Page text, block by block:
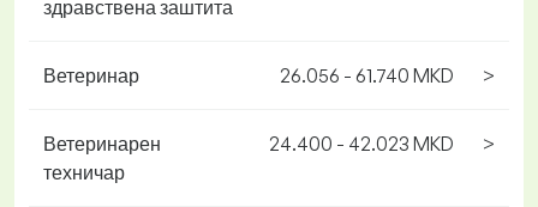
здравствена заштита
Ветеринар 26.056 - 61.740 MKD >
Ветеринарен
техничар
24.400 - 42.023 MKD >